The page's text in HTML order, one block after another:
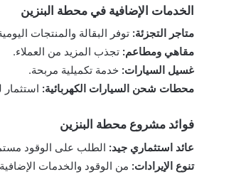
الخدمات الإضافية في محطة البنزين
متاجر التجزئة: توفر البقالة والمنتجات
مقاهي ومطاعم: تجذب المزيد من العملاء.
غسيل السيارات: خدمة تكميلية مربحة.
محطات شحن السيارات الكهربائية: استثمار
فوائد مشروع محطة البنزين
عائد استثماري جيد: الطلب على الوقود
تنوع الإيرادات: من الوقود والخدمات